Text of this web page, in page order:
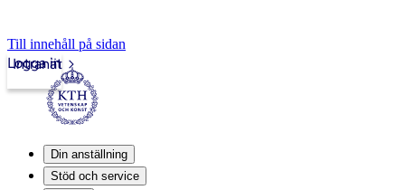
Till innehåll på sidan
Intranät
Logga in
Din anställning
Stöd och service